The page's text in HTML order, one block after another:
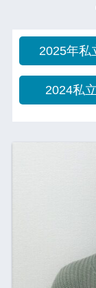
2025年私
2024私